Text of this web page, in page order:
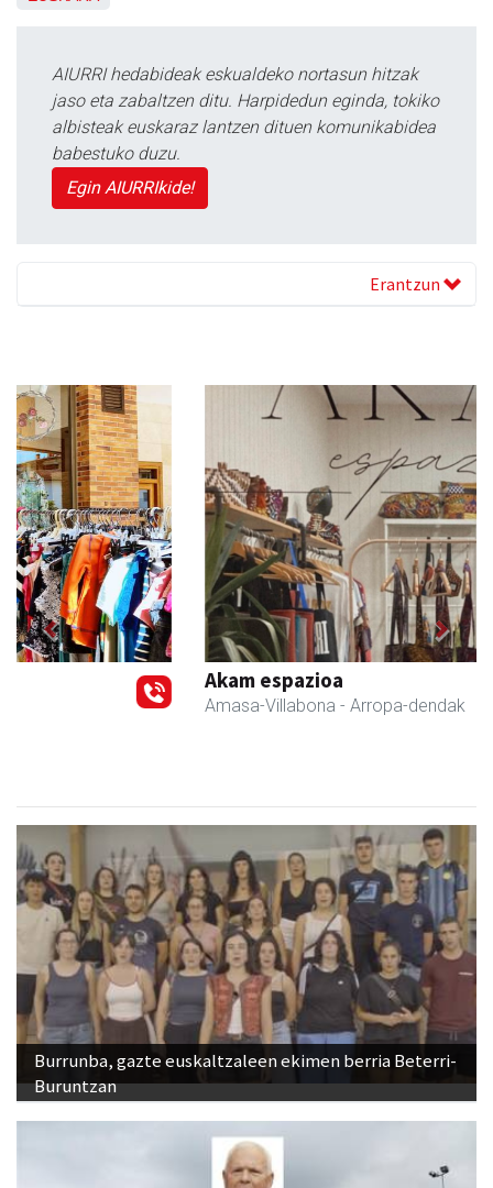
AIURRI hedabideak eskualdeko nortasun hitzak
jaso eta zabaltzen ditu. Harpidedun eginda, tokiko
albisteak euskaraz lantzen dituen komunikabidea
babestuko duzu.
Egin AIURRIkide!
Erantzun
Akam espazioa
Amasa-Villabona - Arropa-dendak
Previous Next
Burrunba, gazte euskaltzaleen ekimen berria Beterri-
Buruntzan